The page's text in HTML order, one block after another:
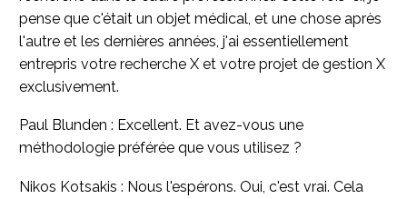
pense que c'était un objet médical, et une chose après
l'autre et les dernières années, j'ai essentiellement
entrepris votre recherche X et votre projet de gestion X
exclusivement.
Paul Blunden : Excellent. Et avez-vous une
méthodologie préférée que vous utilisez ?
Nikos Kotsakis : Nous l'espérons. Oui, c'est vrai. Cela